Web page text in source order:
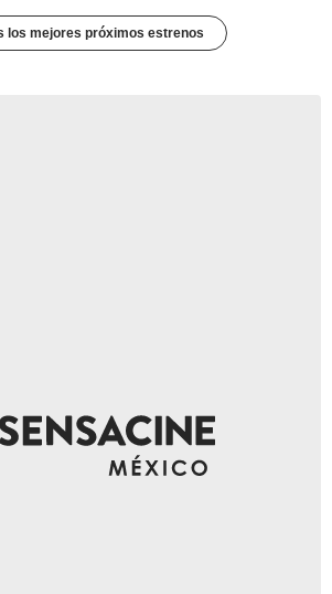
los mejores próximos estrenos